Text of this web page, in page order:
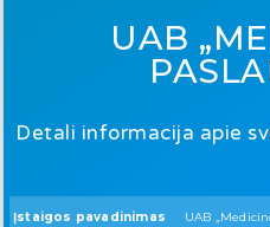
UAB
Detali informacija apie
Įstaigos pavadinimas UAB